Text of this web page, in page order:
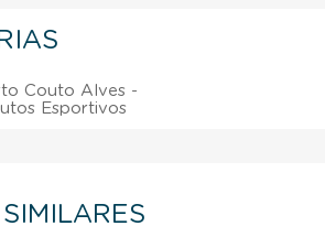
Couto Alves -
Esportivos